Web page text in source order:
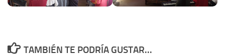
TAMBIÉN TE PODRÍA GUSTAR...